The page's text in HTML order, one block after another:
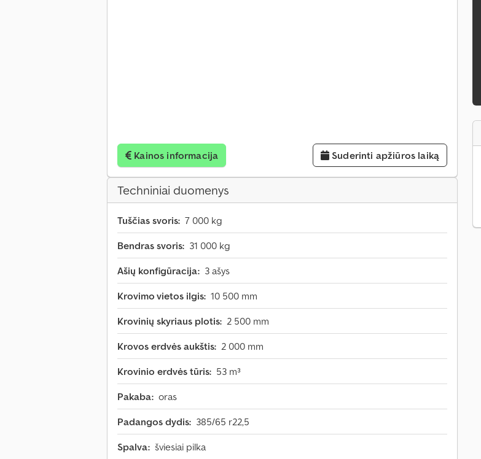
Kainos informacija Suderinti apžiūros laiką
Techniniai duomenys
Tuščias svoris: 7 000 kg
Bendras svoris: 31 000 kg
Ašių konfigūracija: 3 ašys
Krovimo vietos ilgis: 10 500 mm
Krovinių skyriaus plotis: 2 500 mm
Krovos erdvės aukštis: 2 000 mm
Krovinio erdvės tūris: 53 m³
Pakaba: oras
Padangos dydis: 385/65 r22,5
Spalva: šviesiai pilka